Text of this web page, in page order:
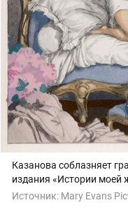
Казанова соблазняет
издания «Истории моей
Источник: Mary Evans